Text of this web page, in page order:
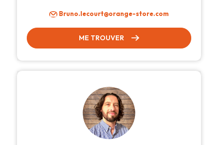
Bruno.lecourt@orange-store.com
ME TROUVER